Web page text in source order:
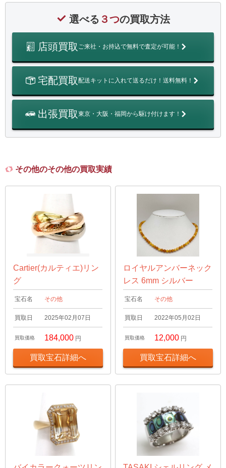
選べる ３つの買取方法
店頭買取 ご来社・お持込で無料で査定が可能！
宅配買取配送キットに入れて送るだけ！送料無料！
出張買取東京・大阪・福岡から駆け付けます！
その他のその他の買取実績
Cartier(カルティエ)リン
グ
宝石名 その他
買取日 2025年02月07日
買取価格 184,000 円
買取宝石詳細へ
ロイヤルアンバーネック
レス 6mm シルバー
宝石名 その他
買取日 2022年05月02日
買取価格 12,000 円
買取宝石詳細へ